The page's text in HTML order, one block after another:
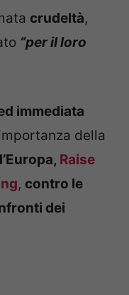
crudeltà,
“per il loro
immediata
della
Raise
, contro le
dei